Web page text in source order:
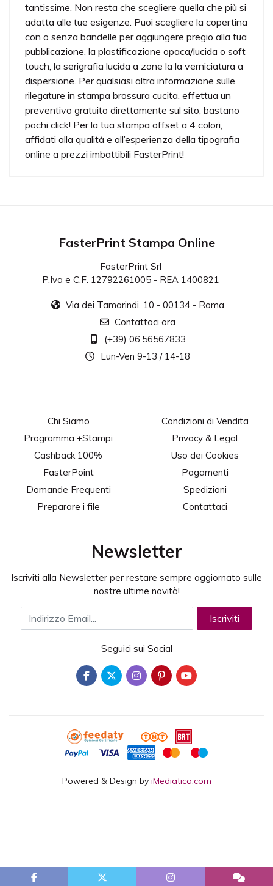
tantissime. Non resta che scegliere quella che più si
adatta alle tue esigenze. Puoi scegliere la copertina
con o senza bandelle per aggiungere pregio alla tua
pubblicazione, la plastificazione opaca/lucida o soft
touch, la serigrafia lucida a zone la la verniciatura a
dispersione. Per qualsiasi altra informazione sulle
rilegature in stampa brossura cucita, effettua un
preventivo gratuito direttamente sul sito, bastano
pochi click! Per la tua stampa offset a 4 colori,
affidati alla qualità e all’esperienza della tipografia
online a prezzi imbattibili FasterPrint!
Numero di pagine
Per numero di pagine si intende il numero delle
facciate totali, compresa la copertina. Il numero delle
facciate deve essere necessariamente un multiplo di
4, altrimenti sara' necessario inserirne alcune
Configurate una copertina con bandelle per
aggiungere pregio alla vostra pubblicazione.
Verniciatura a dispersione
Rendete il vostro stampato ancora piu' brillante
grazie alla vernice a dispersione (solo carte
Risoluzione immagini consigliata
300 dpi.
Profilo colore consigliato
Nero pieno
Per una migliore resa del nero consigliamo le
FasterPrint Stampa Online
FasterPrint Srl
P.Iva e C.F. 12792261005 - REA 1400821
Via dei Tamarindi, 10 - 00134 - Roma
Contattaci ora
(+39) 06.56567833
Lun-Ven 9-13 / 14-18
Chi Siamo
Programma +Stampi
Cashback 100%
FasterPoint
Domande Frequenti
Preparare i file
Condizioni di Vendita
Privacy & Legal
Uso dei Cookies
Pagamenti
Spedizioni
Contattaci
Newsletter
Iscriviti alla Newsletter per restare sempre aggiornato sulle
nostre ultime novità!
Indirizzo Email Iscriviti
Seguici sui Social
Powered & Design by iMediatica.com